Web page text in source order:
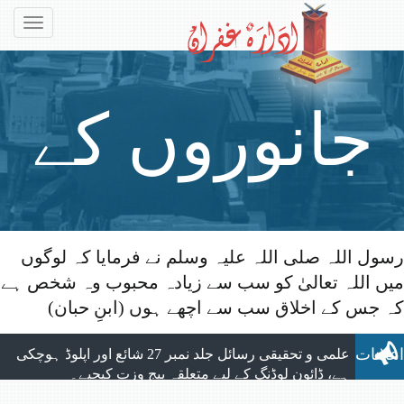
جانوروں کے
حقوق و
رسول اللہ صلی اللہ علیہ وسلم نے فرمایا کہ لوگوں
میں اللہ تعالیٰ کو سب سے زیادہ محبوب وہ شخص ہے
کہ جس کے اخلاق سب سے اچھے ہوں (ابنِ حبان)
اعلانات
الحمد للہ ماہنامہ التبلیغ کے تمام شماروں
کی اپلوڈنگ مکمل ہوچکی ہے، جو بآسانی ویب
سائٹ سے ڈائون لوڈ کیے جاسکتے ہیں۔
علمی و تحقیقی رسائل جلد نمبر 27 شائع اور اپلوڈ ہوچکی
ہے، ڈائون لوڈنگ کے لیے متعلقہ پیج وزت کیجیے۔